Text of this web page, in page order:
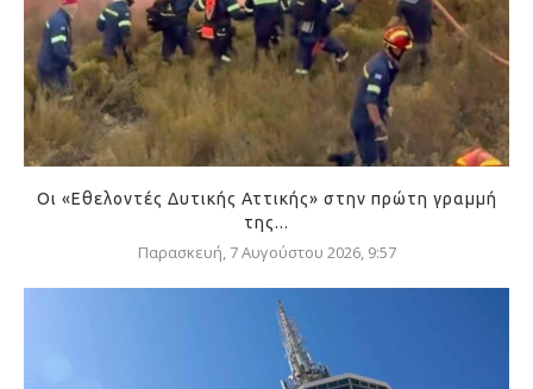
Οι «Εθελοντές Δυτικής Αττικής» στην πρώτη γραμμή
της...
Παρασκευή, 7 Αυγούστου 2026, 9:57